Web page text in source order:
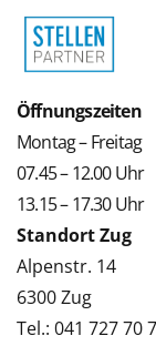
Öffnungszeiten
Montag – Freitag
07.45 – 12.00 Uhr
13.15 – 17.30 Uhr
Standort Zug
Alpenstr. 14
6300 Zug
Tel.: 041 727 70